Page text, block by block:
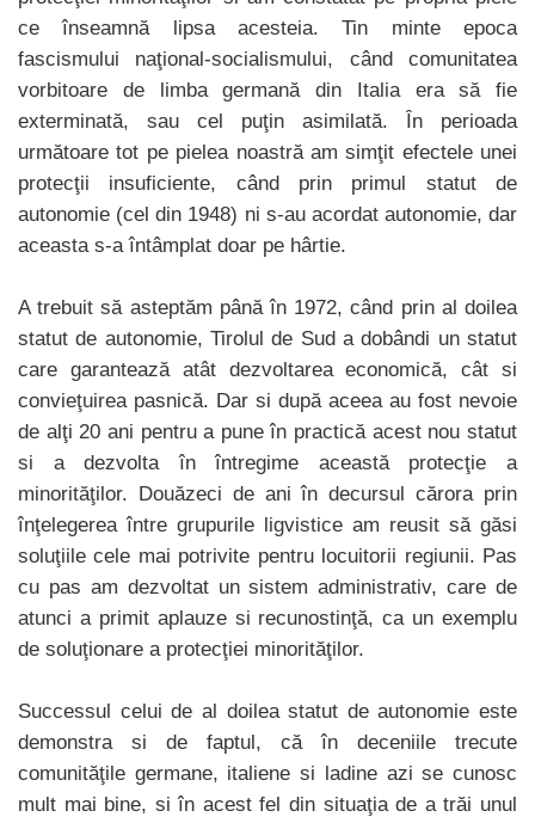
ce înseamnă lipsa acesteia. Tin minte epoca
fascismului naţional-socialismului, când comunitatea
vorbitoare de limba germană din Italia era să fie
exterminată, sau cel puţin asimilată. În perioada
următoare tot pe pielea noastră am simţit efectele unei
protecţii insuficiente, când prin primul statut de
autonomie (cel din 1948) ni s-au acordat autonomie, dar
aceasta s-a întâmplat doar pe hârtie.
A trebuit să asteptăm până în 1972, când prin al doilea
statut de autonomie, Tirolul de Sud a dobândi un statut
care garantează atât dezvoltarea economică, cât si
convieţuirea pasnică. Dar si după aceea au fost nevoie
de alţi 20 ani pentru a pune în practică acest nou statut
si a dezvolta în întregime această protecţie a
minorităţilor. Douăzeci de ani în decursul cărora prin
înţelegerea între grupurile ligvistice am reusit să găsi
soluţiile cele mai potrivite pentru locuitorii regiunii. Pas
cu pas am dezvoltat un sistem administrativ, care de
atunci a primit aplauze si recunostinţă, ca un exemplu
de soluţionare a protecţiei minorităţilor.
Successul celui de al doilea statut de autonomie este
demonstra si de faptul, că în deceniile trecute
comunităţile germane, italiene si ladine azi se cunosc
mult mai bine, si în acest fel din situaţia de a trăi unul